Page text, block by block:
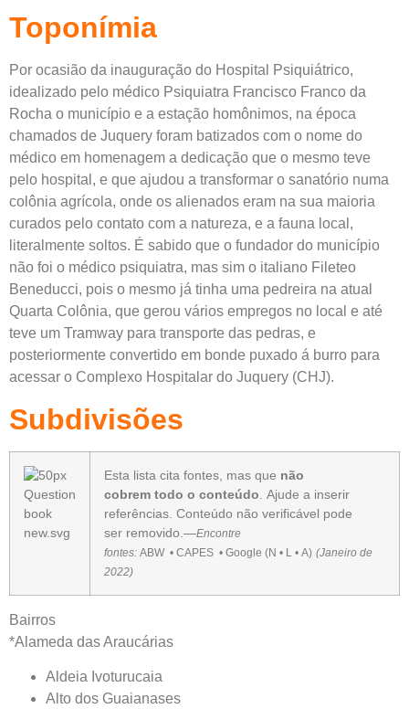
Toponímia
Por ocasião da inauguração do Hospital Psiquiátrico,
idealizado pelo médico Psiquiatra Francisco Franco da
Rocha o município e a estação homônimos, na época
chamados de Juquery foram batizados com o nome do
médico em homenagem a dedicação que o mesmo teve
pelo hospital, e que ajudou a transformar o sanatório numa
colônia agrícola, onde os alienados eram na sua maioria
curados pelo contato com a natureza, e a fauna local,
literalmente soltos. É sabido que o fundador do município
não foi o médico psiquiatra, mas sim o italiano Fileteo
Beneducci, pois o mesmo já tinha uma pedreira na atual
Quarta Colônia, que gerou vários empregos no local e até
teve um Tramway para transporte das pedras, e
posteriormente convertido em bonde puxado á burro para
acessar o Complexo Hospitalar do Juquery (CHJ).
Subdivisões
Esta lista cita fontes , mas que não
cobrem todo o conteúdo Ajude a inserir
referências . Conteúdo não verificável pode
ser removido .—Encontre
fontes: ABW • CAPES • Google (N • • A) (Janeiro de
2022)
Bairros
*Alameda das Araucárias
Aldeia Ivoturucaia
Alto dos Guaianases